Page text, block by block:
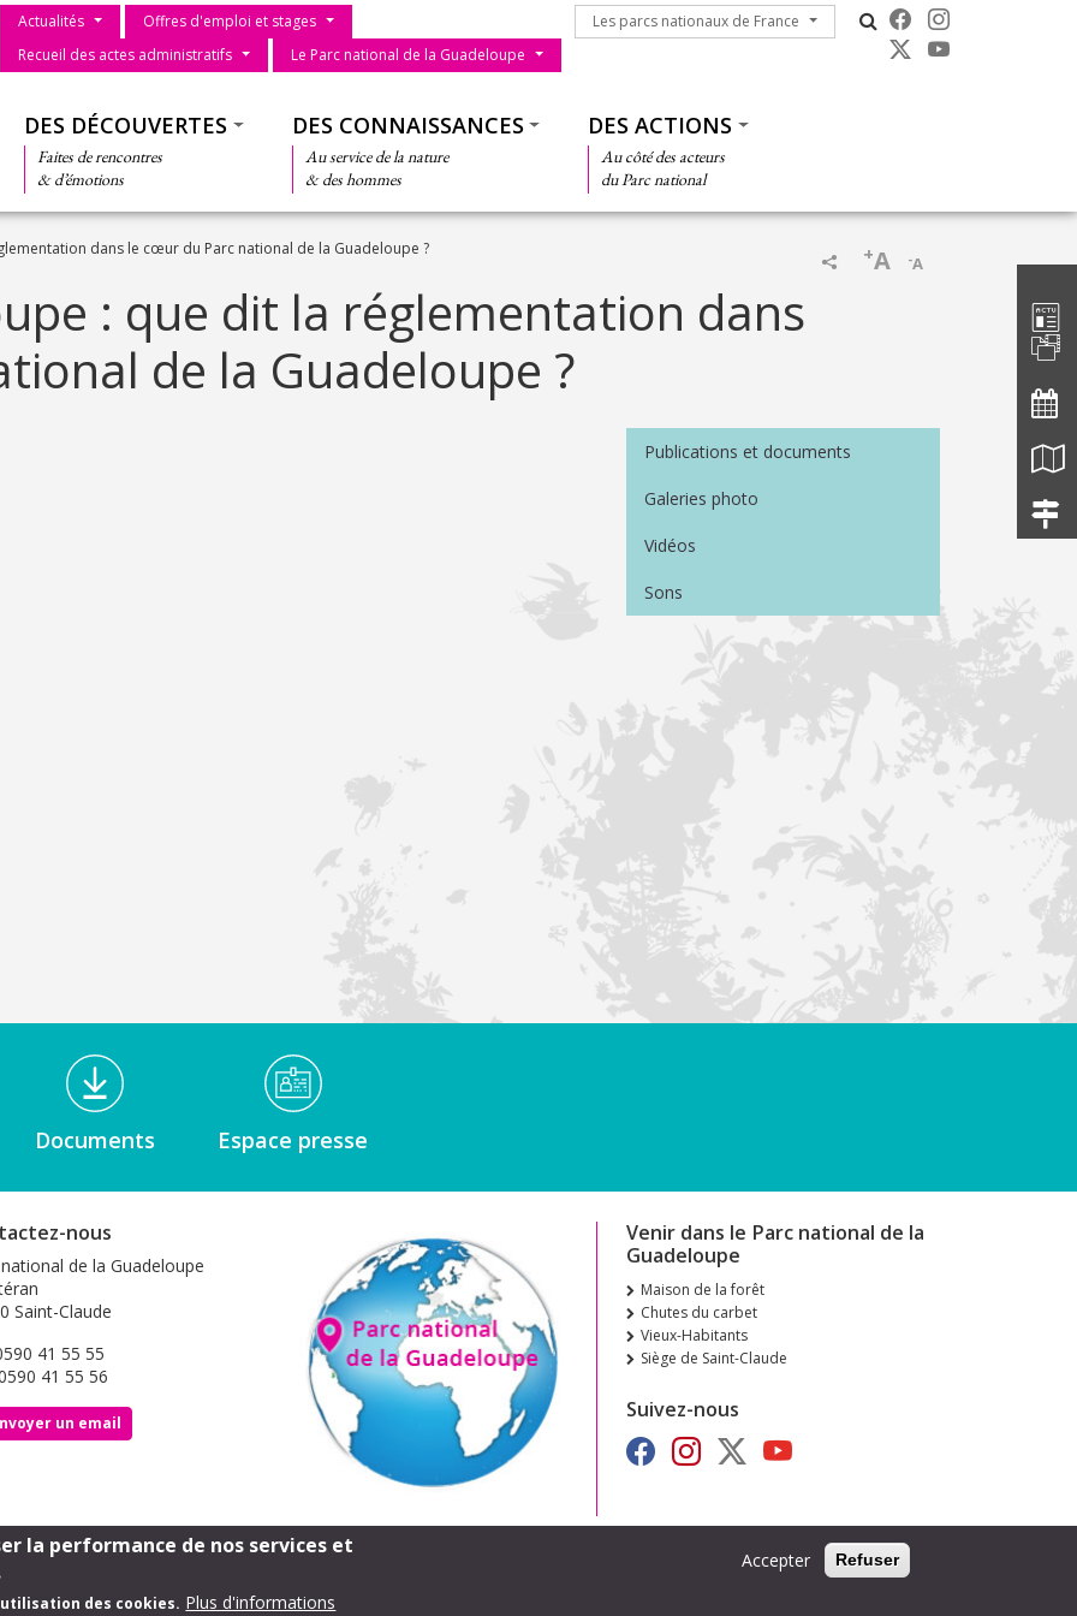
Menu du parc
Actualités
Offres d'emploi et stages
Recueil des actes administratifs
Le Parc national de la Guadeloupe
Les parcs nationaux de France
Les parcs nationaux de France
DES DÉCOUVERTES
Faites de rencontres
& d’émotions
DES CONNAISSANCES
Au service de la nature
& des hommes
DES ACTIONS
Au côté des acteurs
du Parc national
dans le cœur du Parc national de la Guadeloupe ?
-A
+A
: que dit la réglementation dans
de la Guadeloupe ?
Menu Médiathèque
Publications et documents
Galeries photo
Vidéos
Sons
Documents Espace presse
nous
de la Guadeloupe
Saint-Claude
41 55 55
41 55 56
un email
Venir dans le Parc national de la
Guadeloupe
Maison de la forêt
Chutes du carbet
Vieux-Habitants
Siège de Saint-Claude
Suivez-nous
Footer
Mentions légales
la performance de nos services et
des cookies. Plus d'informations
Accepter Refuser